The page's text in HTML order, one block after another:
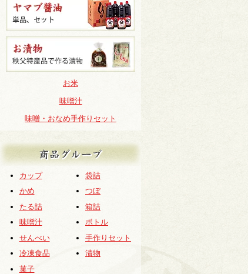
お米
味噌汁
味噌・おなめ手作りセット
カップ
袋詰
かめ
つぼ
たる詰
箱詰
味噌汁
ボトル
せんべい
手作りセット
冷凍食品
漬物
菓子